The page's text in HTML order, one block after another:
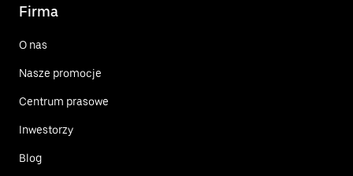
Firma
O nas
Nasze promocje
Centrum prasowe
Inwestorzy
Blog